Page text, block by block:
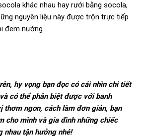
khác nhau hay rưới bằng socola,
nguyên liệu này được trộn trực tiếp
đem nướng.
hy vọng bạn đọc có cái nhìn chi tiết
có thể phân biệt được với banh
thơm ngon, cách làm đơn giản, bạn
cho mình và gia đình những chiếc
nhau tận hưởng nhé!